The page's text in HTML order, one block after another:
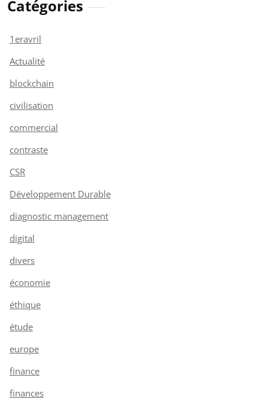
Catégories
1eravril
Actualité
blockchain
civilisation
commercial
contraste
CSR
Développement Durable
diagnostic management
digital
divers
économie
éthique
étude
europe
finance
finances